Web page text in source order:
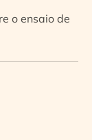
o ensaio de